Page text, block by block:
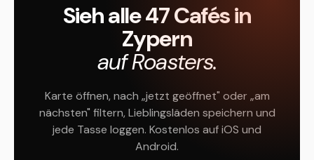
Sieh alle 47 Cafés in
Zypern
auf Roasters.
Karte öffnen, nach „jetzt geöffnet" oder „am
nächsten" filtern, Lieblingsläden speichern und
jede Tasse loggen. Kostenlos auf iOS und
Android.